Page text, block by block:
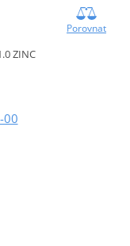
Porovnat
ZINC
00